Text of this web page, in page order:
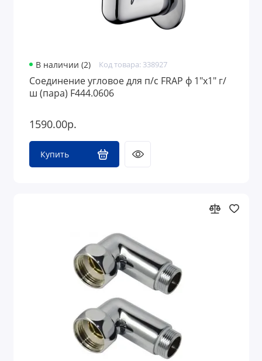
В наличии (2) Код товара: 338927
Соединение угловое для п/с FRAP ф 1"х1" г/
ш (пара) F444.0606
1590.00р.
Купить